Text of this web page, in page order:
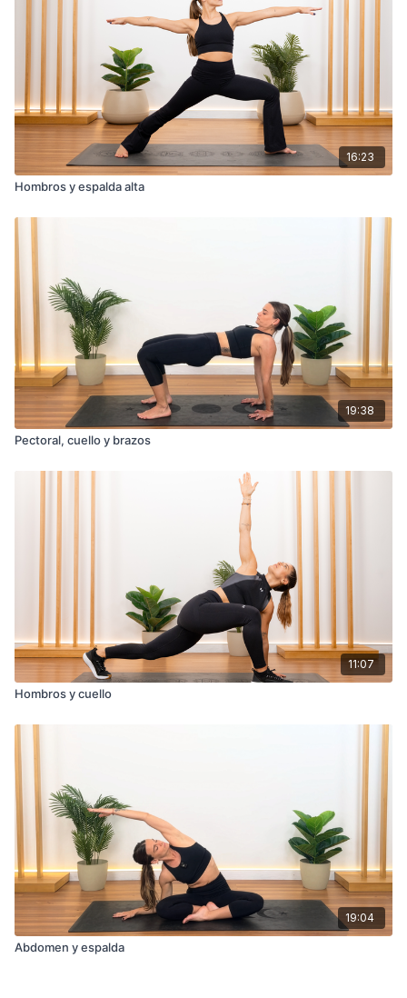
16:23
Hombros y espalda alta
19:38
Pectoral, cuello y brazos
11:07
Hombros y cuello
19:04
Abdomen y espalda